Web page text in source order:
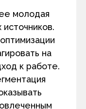
молодая
на
к работе.